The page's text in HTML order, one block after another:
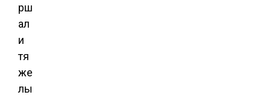
рш
ал
и
тя
же
лы